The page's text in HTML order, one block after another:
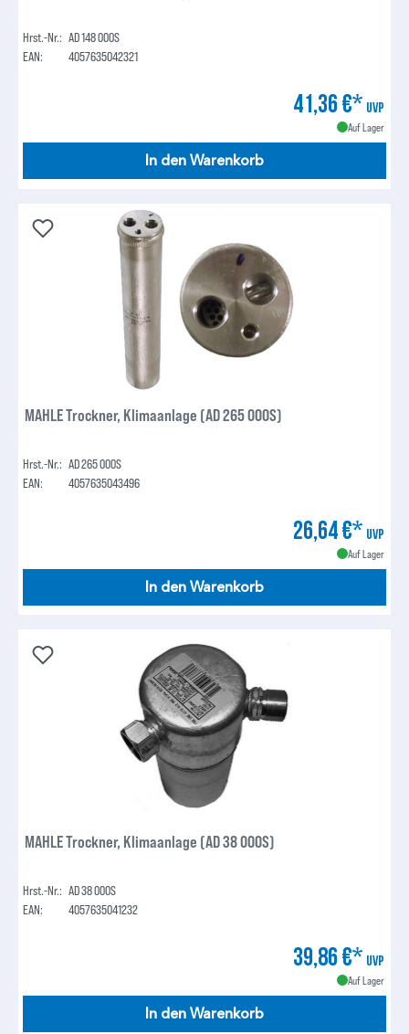
Hrst.-Nr.: AD 148 000S
EAN:
4057635042321
41,36 €* UVP
Auf Lager
In den Warenkorb
MAHLE Trockner, Klimaanlage (AD 265 000S)
Hrst.-Nr.: AD 265 000S
EAN:
4057635043496
26,64 €* UVP
Auf Lager
In den Warenkorb
MAHLE Trockner, Klimaanlage (AD 38 000S)
Hrst.-Nr.: AD 38 000S
EAN:
4057635041232
39,86 €* UVP
Auf Lager
In den Warenkorb